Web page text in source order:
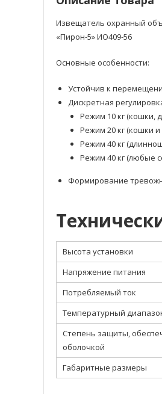
Извещатель охранный
«Пирон-5» ИО409-56
Основные особенности:
Устойчив к
Дискретная
Режим 10 кг (кошки,
Режим 20 кг (кошки
Режим 40 кг
Режим 40 кг (любые
Формирование
Высота установки
Напряжение питания
Потребляемый ток
Температурный
Степень защиты,
оболочкой
Габаритные размеры